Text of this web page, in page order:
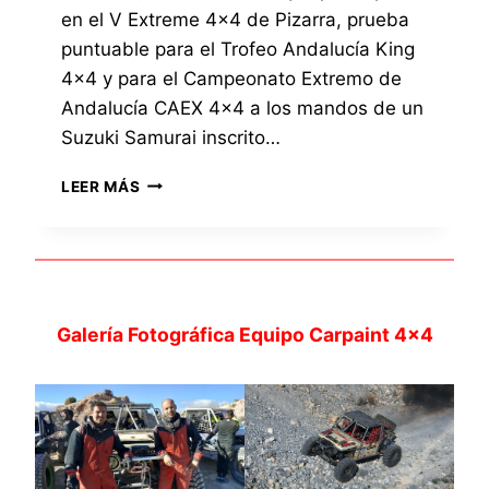
E
4
P
I
3
P
R
U
E
B
en el V Extreme 4×4 de Pizarra, prueba
puntuable para el Trofeo Andalucía King
4×4 y para el Campeonato Extremo de
Andalucía CAEX 4×4 a los mandos de un
Suzuki Samurai inscrito…
LEER MÁS E
O
A
R
P
A
I
Galería Fotográfica Equipo Carpaint 4×4